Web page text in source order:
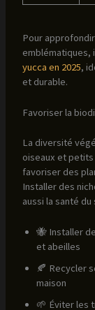
Pour
emblématiques,
yucca en 2025,
et durable.
Favoriser la
La diversité
oiseaux et
favoriser des
Installer des
aussi la santé
🐝 Installer
et abeilles
🍂 Recycler
maison
🌱 Éviter les